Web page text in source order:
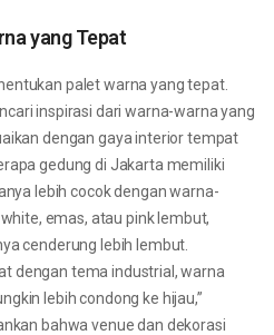
yang Tepat
palet warna yang tepat.
inspirasi dari warna-warna yang
dengan gaya interior tempat
gedung di Jakarta memiliki
lebih cocok dengan warna-
emas, atau pink lembut,
cenderung lebih lembut.
dengan tema industrial, warna
lebih condong ke hijau,”
bahwa venue dan dekorasi